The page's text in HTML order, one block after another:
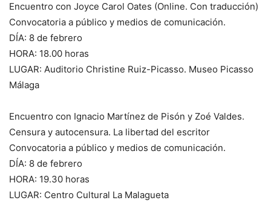
Encuentro con Joyce Carol Oates (Online. Con traducción)
Convocatoria a público y medios de comunicación.
DÍA: 8 de febrero
HORA: 18.00 horas
LUGAR: Auditorio Christine Ruiz-Picasso. Museo Picasso
Málaga
Encuentro con Ignacio Martínez de Pisón y Zoé Valdes.
Censura y autocensura. La libertad del escritor
Convocatoria a público y medios de comunicación.
DÍA: 8 de febrero
HORA: 19.30 horas
LUGAR: Centro Cultural La Malagueta